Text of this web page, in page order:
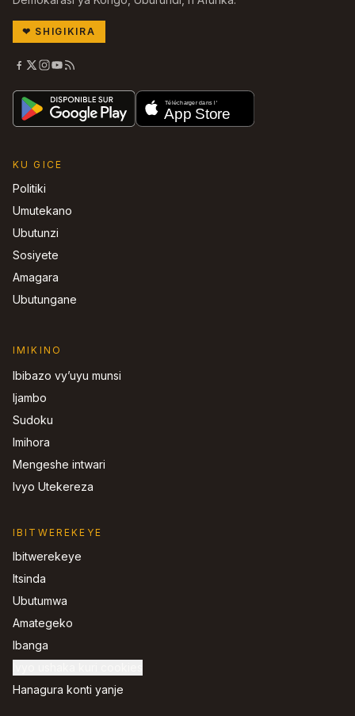
❤ SHIGIKIRA
KU GICE
Politiki
Umutekano
Ubutunzi
Sosiyete
Amagara
Ubutungane
IMIKINO
Ibibazo vy’uyu munsi
Ijambo
Sudoku
Imihora
Mengeshe intwari
Ivyo Utekereza
IBITWEREKEYE
Ibitwerekeye
Itsinda
Ubutumwa
Amategeko
Ibanga
Hanagura konti yanje